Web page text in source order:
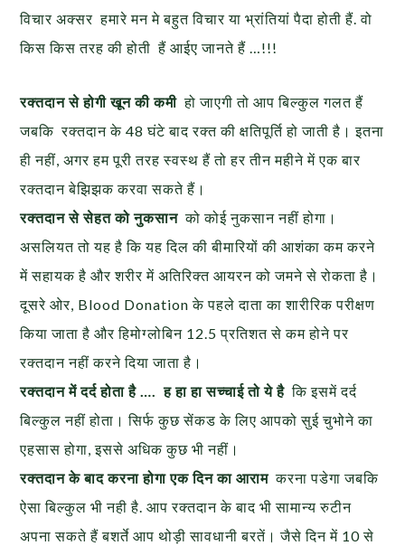
विचार अक्सर हमारे मन मे बहुत विचार या भ्रांतियां पैदा होती हैं. वो
किस किस तरह की होती हैं आईए जानते हैं …!!!
रक्तदान से होगी खून की कमी हो जाएगी तो आप बिल्कुल गलत हैं
जबकि रक्तदान के 48 घंटे बाद रक्त की क्षतिपूर्ति हो जाती है। इतना
ही नहीं, अगर हम पूरी तरह स्वस्थ हैं तो हर तीन महीने में एक बार
रक्तदान बेझिझक करवा सकते हैं।
रक्तदान से सेहत को नुकसान को कोई नुकसान नहीं होगा।
असलियत तो यह है कि यह दिल की बीमारियों की आशंका कम करने
में सहायक है और शरीर में अतिरिक्त आयरन को जमने से रोकता है।
दूसरे ओर, Blood Donation के पहले दाता का शारीरिक परीक्षण
किया जाता है और हिमोग्लोबिन 12.5 प्रतिशत से कम होने पर
रक्तदान नहीं करने दिया जाता है।
रक्तदान में दर्द होता है …. ह हा हा सच्चाई तो ये है कि इसमें दर्द
बिल्कुल नहीं होता। सिर्फ कुछ सेंकड के लिए आपको सुई चुभोने का
एहसास होगा, इससे अधिक कुछ भी नहीं।
रक्तदान के बाद करना होगा एक दिन का आरामकरना पडेगा जबकि
ऐसा बिल्कुल भी नही है. आप रक्तदान के बाद भी सामान्य रुटीन
अपना सकते हैं बशर्ते आप थोड़ी सावधानी बरतें। जैसे दिन में 10 से